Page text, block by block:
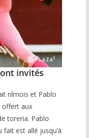
invités
nîmois et Pablo
offert aux
toreria. Pablo
fait est allé jusqu’à